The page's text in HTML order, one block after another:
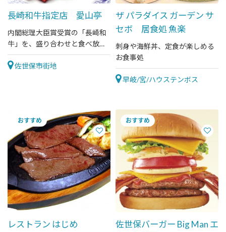
長崎和牛指定店 愛山亭
内閣総理大臣賞受賞の「長崎和
牛」を、盛り合わせと食べ放題
+サラダバーで、お得＆ヘルシー
に！自家製ニンニク旨ダレも大
佐世保市街地
ザ パラダイス ガーデン サ
セボ 居食処 魚楽
刺身や海鮮丼、定食が楽しめる
お食事処
早岐/宮/ハウステンボス
レストラン はじめ
佐世保バーガー Big Man エ